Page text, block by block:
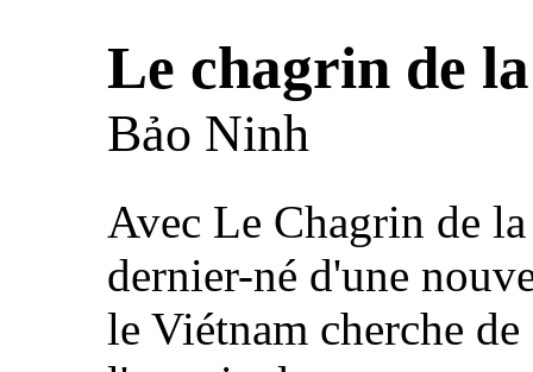
Le chagrin de
Bảo Ninh
Avec Le Chagrin de
dernier-né d'une
le Viétnam cherche